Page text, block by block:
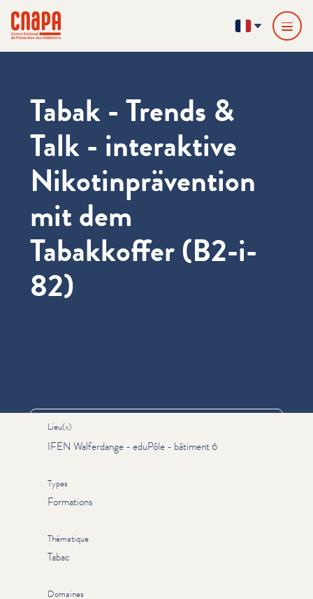
cnapa
FR
Tabak - Trends &
Talk - interaktive
Nikotinprävention
mit dem
Tabakkoffer (B2-i-
82)
Lieu(x)
IFEN Walferdange - eduPôle - bâtiment 6
Types
Formations
Thématique
Tabac
Domaines